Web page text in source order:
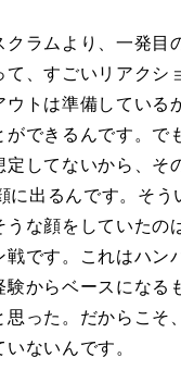
ラムより、一発目
、すごいリアクシ
ウトは準備している
ができるんです。で
定してないから、そ
に出るんです。そう
うな顔をしていたの
戦です。これはハン
験からベースになる
思った。だからこそ
ないんです。